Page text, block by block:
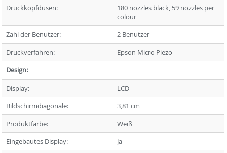
Druckkopfdüsen:
180 nozzles black, 59 nozzles per
colour
Zahl der Benutzer:
2 Benutzer
Druckverfahren:
Epson Micro Piezo
Design:
Display:
LCD
Bildschirmdiagonale:
3,81 cm
Produktfarbe:
Weiß
Eingebautes Display:
Ja